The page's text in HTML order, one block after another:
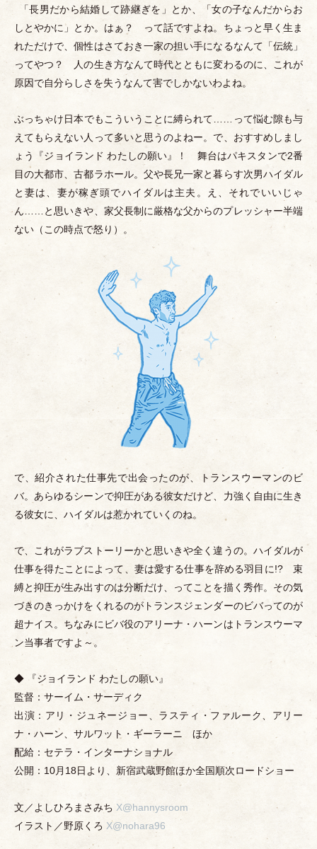
「長男だから結婚して跡継ぎを 」 とか、 「女の子なんだからお
しとやかに 」 とか。はぁ？ って話ですよね。ちょっと早く生ま
れただけで、個性はさておき一家の担い手になるなんて 「伝統 」
ってやつ？ 人の生き方なんて時代とともに変わるのに、これが
原因で自分らしさを失うなんて害でしかないわよね。
ぶっちゃけ日本でもこういうことに縛られて……って悩む隙も与
えてもらえない人って多いと思うのよねー。で、おすすめしまし
ょう『ジョイランド わたしの願い』！ 舞台はパキスタンで2番
目の大都市、古都ラホール。父や長兄一家と暮らす次男ハイダル
と妻は、妻が稼ぎ頭でハイダルは主夫。え、それでいいじゃ
ん……と思いきや、家父長制に厳格な父からのプレッシャー半端
ない （ この時点で怒り ） 。
で、紹介された仕事先で出会ったのが、トランスウーマンのビ
バ。あらゆるシーンで抑圧がある彼女だけど、力強く自由に生き
る彼女に、ハイダルは惹かれていくのね。
で、これがラブストーリーかと思いきや全く違うの。ハイダルが
仕事を得たことによって、妻は愛する仕事を辞める羽目に!? 束
縛と抑圧が生み出すのは分断だけ、ってことを描く秀作。その気
づきのきっかけをくれるのがトランスジェンダーのビバってのが
超ナイス。ちなみにビバ役のアリーナ ・ハーンはトランスウーマ
ン当事者ですよ～。
◆ 『ジョイランド わたしの願い』
監督：サーイム ・ サーディク
出演：アリ
・ ジュネージョー、ラスティ ・ ファルーク、アリー
ナ ・ ハーン、サルワット ・ ギーラーニ ほか
配給：セテラ ・ インターナショナル
公開：10月18日より、新宿武蔵野館ほか全国順次ロードショー
文／よしひろまさみち X@hannysroom
イラスト／野原くろ X@nohara96